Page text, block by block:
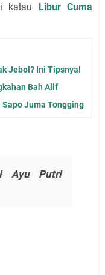
kalau Libur Cuma
Jebol? Ini Tipsnya!
Bah Alif
Juma Tongging
Ayu Putri